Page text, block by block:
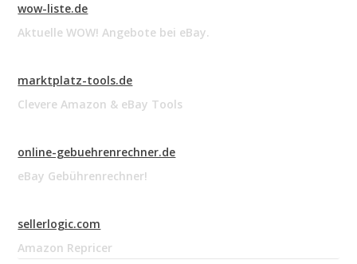
wow-liste.de
Aktuelle WOW! Angebote bei eBay.
marktplatz-tools.de
Clevere Amazon & eBay Tools
online-gebuehrenrechner.de
eBay Gebührenrechner!
sellerlogic.com
Amazon Repricer